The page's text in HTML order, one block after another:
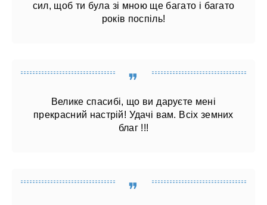
сил, щоб ти була зі мною ще багато і багато
років поспіль!
Велике спасибі, що ви даруєте мені
прекрасний настрій! Удачі вам. Всіх земних
благ !!!